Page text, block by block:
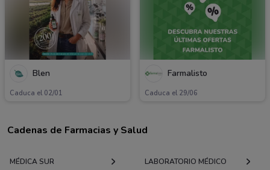
Blen
Caduca el 02/01
Farmalisto
Caduca el 29/06
Cadenas de Farmacias y Salud
MÉDICA SUR
LABORATORIO MÉDICO